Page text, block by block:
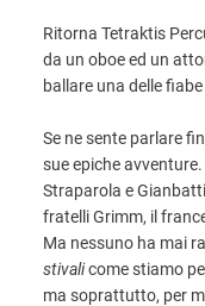
Ritorna Tetraktis
da un oboe ed un
ballare una delle
Se ne sente parlare
sue epiche
Straparola e
fratelli Grimm, il
Ma nessuno ha mai
stivalicome stiamo
ma soprattutto, per